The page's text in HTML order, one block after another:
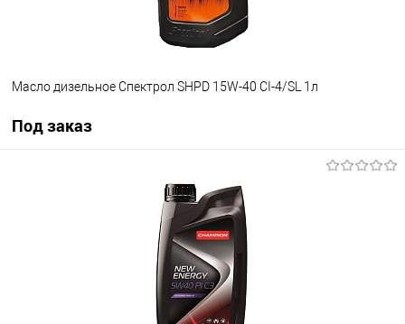
Масло дизельное Спектрол SHPD 15W-40 CI-4/SL 1л
Под заказ
Под заказ